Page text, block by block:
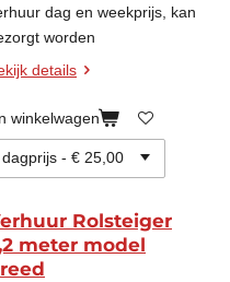
dag en weekprijs, kan
worden
details
winkelwagen
Rolsteiger
meter model